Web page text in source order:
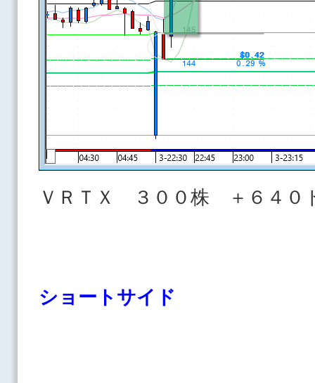
ＶＲＴＸ ３００株 ＋６４０
ショートサイド